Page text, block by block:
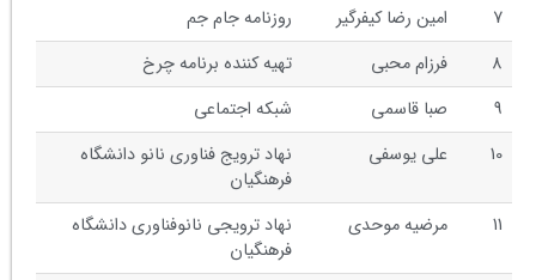
7
امین رضا کیفرگیر
روزنامه جام جم
8
فرزام محبی
تهیه کننده برنامه چرخ
9
صبا قاسمی
شبکه اجتماعی
10
علی یوسفی
نهاد ترویج فناوری نانو دانشگاه
فرهنگیان
11
مرضیه موحدی
نهاد ترویجی نانوفناوری دانشگاه
فرهنگیان